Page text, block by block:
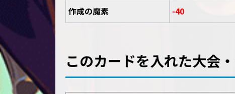
作成の魔素
-40
このカードを入れた大会